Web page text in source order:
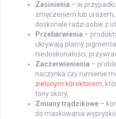
Zasinienia – w
zmęczeniem lub
doskonale radzi sobie z
Przebarwienia –
ukrywają plamy
niedoskonałości,
Zaczerwienienia –
naczynka czy rumienie
zielonym korektorem,
tony skóry,
Zmiany trądzikowe –
do maskowania